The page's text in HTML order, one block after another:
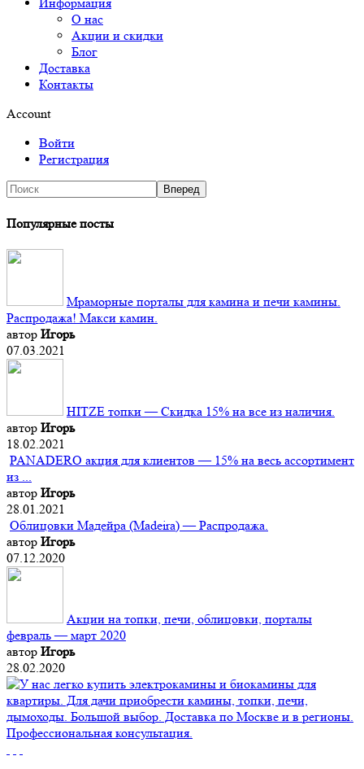
Информация
О нас
Акции и скидки
Блог
Доставка
Контакты
Account
Войти
Регистрация
Популярные посты
Мраморные порталы для камина и печи камины.
Распродажа! Макси камин.
автор Игорь
07.03.2021
HITZE топки — Скидка 15% на все из наличия.
автор Игорь
18.02.2021
PANADERO акция для клиентов — 15% на весь ассортимент
из ...
автор Игорь
28.01.2021
Облицовки Мадейра (Мadeira) — Распродажа.
автор Игорь
07.12.2020
Акции на топки, печи, облицовки, порталы
февраль — март 2020
автор Игорь
28.02.2020